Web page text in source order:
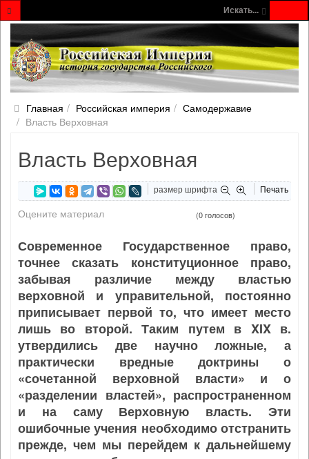
Искать...
Главная Российская империя
Самодержавие
Власть Верховная
Власть Верховная
размер шрифта Печать
Оцените материал (0 голосов)
Современное Государственное право,
точнее сказать конституционное право,
забывая различие между властью
верховной и управительной, постоянно
приписывает первой то, что имеет место
лишь во второй. Таким путем в XIX в.
утвердились две научно ложные, а
практически вредные доктрины о
«сочетанной верховной власти» и о
«разделении властей», распространенном
и на саму Верховную власть. Эти
ошибочные учения необходимо отстранить
прежде, чем мы перейдем к дальнейшему